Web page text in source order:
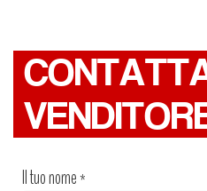
Il tuo nome*